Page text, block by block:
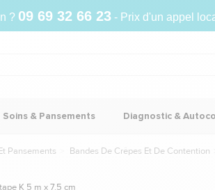
? 09 69 32 66 23- Prix d'un appel
Soins & Pansements Diagnostic &
Pansements Bandes De Crêpes Et De Contention